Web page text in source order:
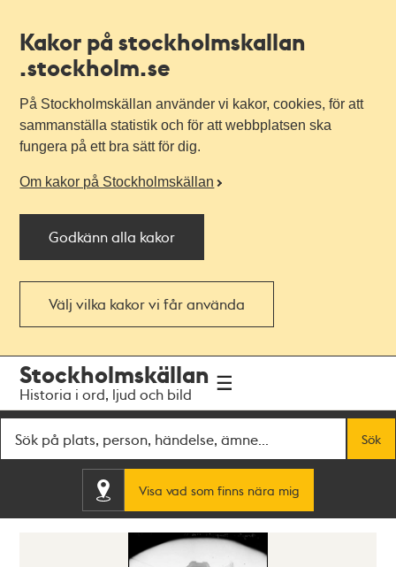
Kakor på stockholmskallan
.stockholm.se
På Stockholmskällan använder vi kakor, cookies, för att
sammanställa statistik och för att webbplatsen ska
fungera på ett bra sätt för dig.
Om kakor på Stockholmskällan
Godkänn alla kakor
Välj vilka kakor vi får använda
navigationen
huvudinnehållet
Stockholmskällan
Historia i ord, ljud och bild
Sök
Visa vad som finns nära mig